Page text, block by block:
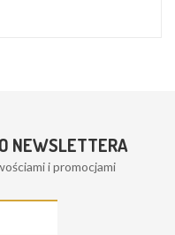
NEWSLETTERA
i promocjami